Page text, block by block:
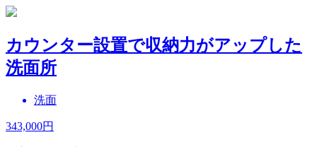
カウンター設置で収納力がアップした
洗面所
洗面
343,000円